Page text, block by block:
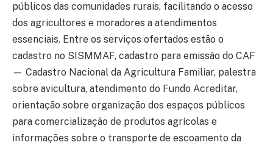
públicos das comunidades rurais, facilitando o acesso
dos agricultores e moradores a atendimentos
essenciais. Entre os serviços ofertados estão o
cadastro no SISMMAF, cadastro para emissão do CAF
— Cadastro Nacional da Agricultura Familiar, palestra
sobre avicultura, atendimento do Fundo Acreditar,
orientação sobre organização dos espaços públicos
para comercialização de produtos agrícolas e
informações sobre o transporte de escoamento da